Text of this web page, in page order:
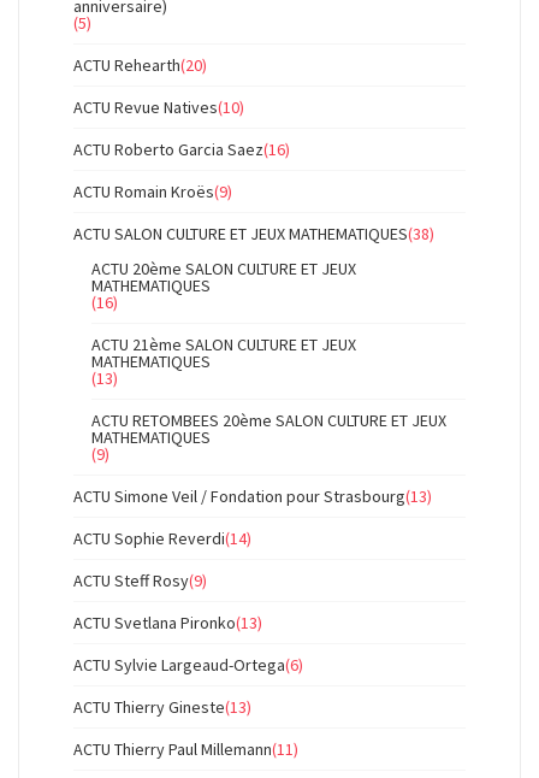
anniversaire)
(5)
ACTU Rehearth(20)
ACTU Revue Natives(10)
ACTU Roberto Garcia Saez(16)
ACTU Romain Kroës(9)
ACTU SALON CULTURE ET JEUX MATHEMATIQUES(38)
ACTU 20ème SALON CULTURE ET JEUX
MATHEMATIQUES
(16)
ACTU 21ème SALON CULTURE ET JEUX
MATHEMATIQUES
(13)
ACTU RETOMBEES 20ème SALON CULTURE ET JEUX
MATHEMATIQUES
(9)
ACTU Simone Veil / Fondation pour Strasbourg(13)
ACTU Sophie Reverdi(14)
ACTU Steff Rosy(9)
ACTU Svetlana Pironko(13)
ACTU Sylvie Largeaud-Ortega(6)
ACTU Thierry Gineste(13)
ACTU Thierry Paul Millemann(11)